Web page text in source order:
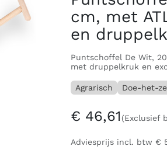
cm, met
en
Puntschoffel De Wit,
met druppelkruk en
Agrarisch Doe-het-
€ 46,61 (Exclusief
Adviesprijs incl. btw €